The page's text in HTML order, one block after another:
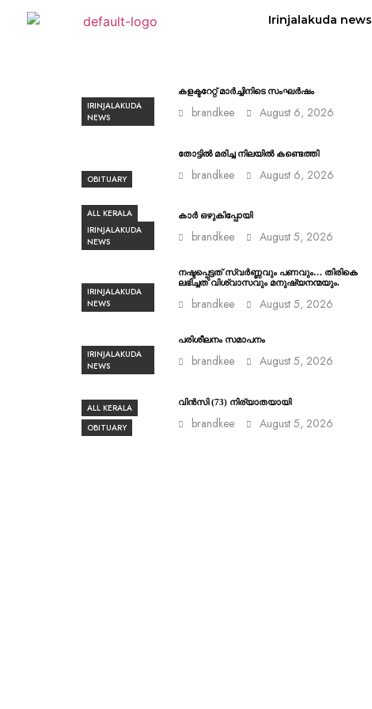
Irinjalakuda news
IRINJALAKUDA
NEWS
കളക്ടറേറ്റ് മാർച്ചിനിടെ സംഘർഷം
brandkee August 6, 2026
OBITUARY
തോട്ടിൽ മരിച്ച നിലയിൽ കണ്ടെത്തി
brandkee August 6, 2026
ALL KERALA
IRINJALAKUDA
NEWS
കാർ ഒഴുകിപ്പോയി
brandkee August 5, 2026
IRINJALAKUDA
NEWS
നഷ്ടപ്പെട്ടത് സ്വർണ്ണവും പണവും… തിരികെ
ലഭിച്ചത് വിശ്വാസവും മനുഷ്യനന്മയും.
brandkee August 5, 2026
IRINJALAKUDA
NEWS
പരിശീലനം സമാപനം
brandkee August 5, 2026
ALL KERALA
OBITUARY
വിൻസി (73) നിര്യാതയായി
brandkee August 5, 2026